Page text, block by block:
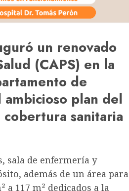
un renovado
(CAPS) en la
de
plan del
sanitaria
sala de enfermería y
además de un área para
a 117 m² dedicados a la